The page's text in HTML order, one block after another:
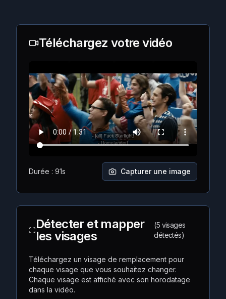
Téléchargez votre vidéo
Durée : 91s Capturer une image
Détecter et mapper
les visages
(5 visages
détectés)
Téléchargez un visage de remplacement pour
chaque visage que vous souhaitez changer.
Chaque visage est affiché avec son horodatage
dans la vidéo.